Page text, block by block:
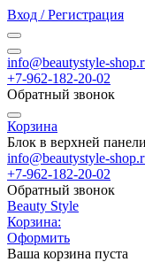
Вход / Регистрация
info@beautystyle-
+7-962-182-20-02
Обратный звонок
Корзина
Блок в верхней панели
info@beautystyle-
+7-962-182-20-02
Обратный звонок
Beauty Style
Корзина:
Оформить
Ваша корзина пуста